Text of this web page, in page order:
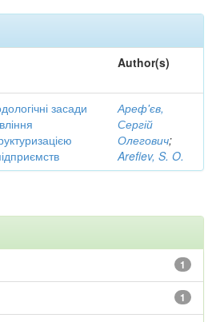
Author(s)
засади
Ареф'єв,
Сергій
Олегович;
Arefiev, S. O.
1
1